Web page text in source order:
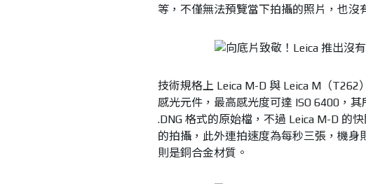
等，不僅無法預覽當下拍攝的照片，也沒
技術規格上 Leica M-D 與 Leica M（
感光元件，最高感光度可達 ISO 6400，
.DNG 格式的原始檔，不過 Leica M-D 的
的拍攝，此外連拍速度為每秒三張，機
則是銅合金材質。